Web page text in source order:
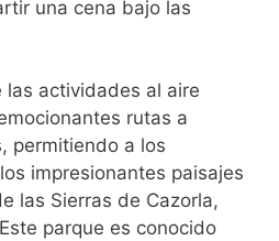
una cena bajo las
las actividades al aire
rutas a
permitiendo a los
impresionantes paisajes
las Sierras de Cazorla,
parque es conocido